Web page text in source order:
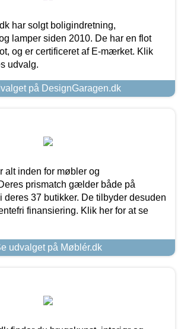
har solgt boligindretning,
lamper siden 2010. De har en flot
og er certificeret af E-mærket. Klik
udvalg.
på DesignGaragen.dk
alt inden for møbler og
prismatch gælder både på
deres 37 butikker. De tilbyder desuden
finansiering. Klik her for at se
udvalget på Møblér.dk